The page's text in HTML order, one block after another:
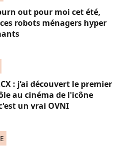
out pour moi cet été,
robots ménagers hyper
: j’ai découvert le premier
au cinéma de l'icône
un vrai OVNI